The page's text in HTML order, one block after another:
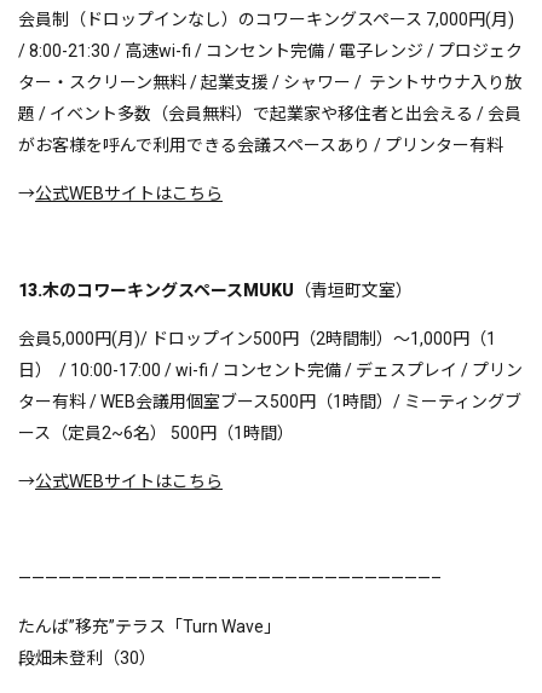
会員制（ドロップインなし）のコワーキングスペース 7,000円(月)
/ 8:00-21:30 / 高速wi-fi / コンセント完備 / 電子レンジ / プロジェク
ター・スクリーン無料 / 起業支援 / シャワー / テントサウナ入り放
題 / イベント多数（会員無料）で起業家や移住者と出会える / 会員
がお客様を呼んで利用できる会議スペースあり / プリンター有料
→公式WEBサイトはこちら
13.木のコワーキングスペースMUKU （青垣町文室）
会員5,000円(月)/ ドロップイン500円（2時間制）〜1,000円（1
日） / 10:00-17:00 / wi-fi / コンセント完備 / デェスプレイ / プリン
ター有料 / WEB会議用個室ブース500円（1時間）/ ミーティングブ
ース（定員2~6名） 500円（1時間）
→公式WEBサイトはこちら
———————————————————————————————–
たんば”移充”テラス「Turn Wave」
段畑未登利（30）